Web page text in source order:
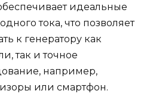
идеальные
тока, что позволяет
к генератору как
так и точное
например,
или смартфон.